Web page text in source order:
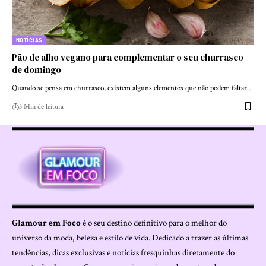
NOTÍCIAS
Pão de alho vegano para complementar o seu churrasco
de domingo
Quando se pensa em churrasco, existem alguns elementos que não podem faltar…
3 Min de leitura
Glamour em Focoé o seu destino definitivo para o melhor do
universo da moda, beleza e estilo de vida. Dedicado a trazer as últimas
tendências, dicas exclusivas e notícias fresquinhas diretamente do